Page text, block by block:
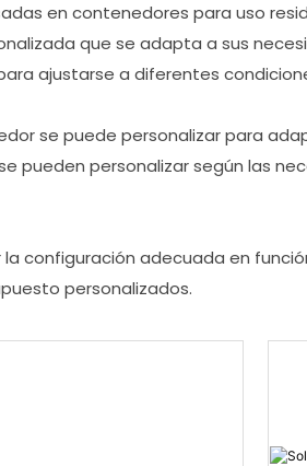
en contenedores para uso
que se adapta a sus
ajustarse a diferentes
se puede personalizar para
pueden personalizar según las
configuración adecuada en
personalizados.